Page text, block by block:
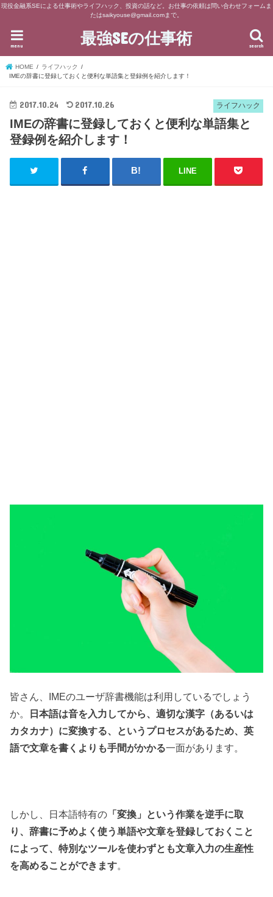
現役金融系SEによる仕事術やライフハック、投資の話など。お仕事の依頼は問い合わせフォームま
たはsaikyouse@gmail.comまで。
最強SEの仕事術 search
menu
HOME
ライフハック
IMEの辞書に登録しておくと便利な単語集と登録例を紹介します！
ライフハック
2017.10.24 2017.10.26
IMEの辞書に登録しておくと便利な単語集と
登録例を紹介します！
LINE
皆さん、IMEのユーザ辞書機能は利用しているでしょう
か。
日本語は音を入力してから、適切な漢字（あるいは
カタカナ）に変換する、というプロセスがあるため、英
語で文章を書くよりも手間がかかる一面があります。
しかし、日本語特有の 「変換」という作業を逆手に取
り、辞書に予めよく使う単語や文章を登録しておくこと
によって、特別なツールを使わずとも文章入力の生産性
を高めることができます。